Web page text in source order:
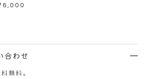
合わせ
無料。